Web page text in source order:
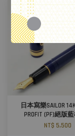
日本寫樂SAILOR
PROFIT (PF)絕版
NT$ 5,500